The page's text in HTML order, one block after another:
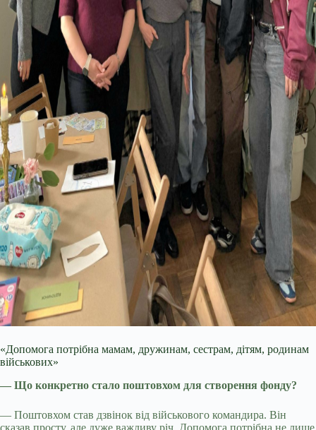
«Допомога потрібна мамам, дружинам, сестрам, дітям, родинам
військових»
— Що конкретно стало поштовхом для створення фонду?
— Поштовхом став дзвінок від військового командира. Він
сказав просту, але дуже важливу річ. Допомога потрібна не лише